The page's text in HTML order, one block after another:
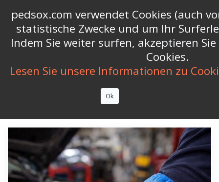
  shopping_cart (0)
pedsox.com verwendet Cookies (auch
statistische Zwecke und um Ihr
Indem Sie weiter surfen, akzeptieren
Cookies.
Lesen Sie unsere Informationen zu
Ok